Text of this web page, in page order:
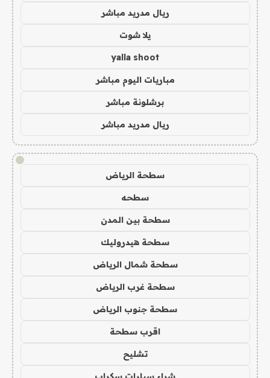
ريال مدريد مباشر
يلا شوت
yalla shoot
مباريات اليوم مباشر
برشلونة مباشر
ريال مدريد مباشر
!
سطحة الرياض
سطحه
سطحة بين المدن
سطحة هيدروليك
سطحة شمال الرياض
سطحة غرب الرياض
سطحة جنوب الرياض
اقرب سطحة
تشليح